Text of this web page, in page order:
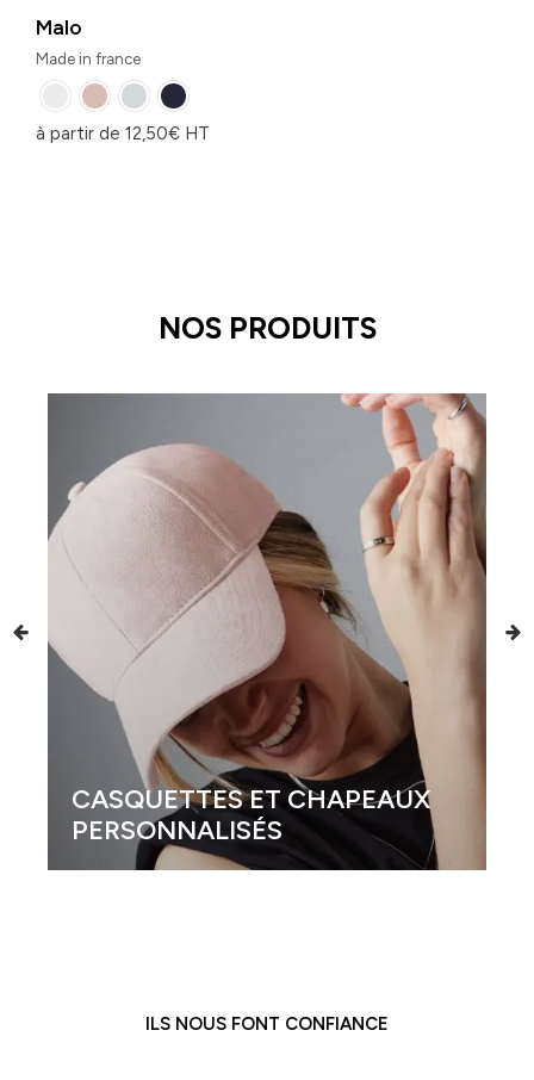
Malo
Made in france
à partir de 12,50€ HT
NOS PRODUITS
GOBELETS PERSONNALISÉS
ILS NOUS FONT CONFIANCE